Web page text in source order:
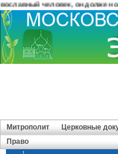
человек, он должен
Митрополит Церковные
Право